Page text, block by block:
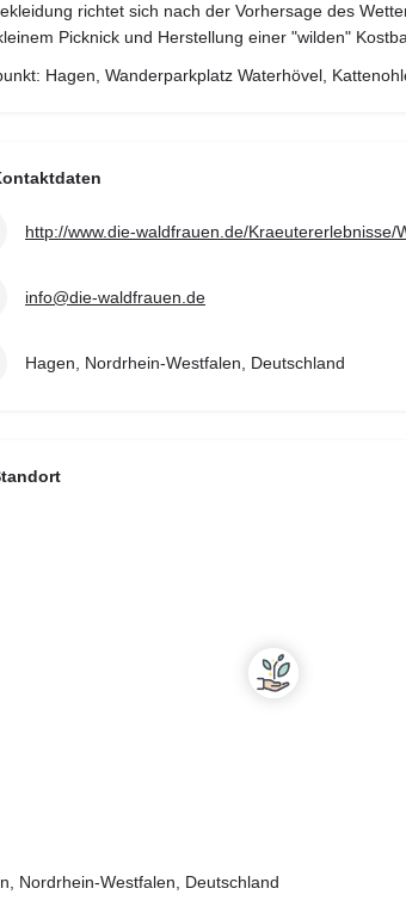
richtet sich nach der Vorhersage des
Picknick und Herstellung einer "wilden"
Hagen, Wanderparkplatz Waterhövel,
http://www.die-waldfrauen.de/Kraeutererlebnisse/
info@die-waldfrauen.de
Hagen, Nordrhein-Westfalen, Deutschland
Nordrhein-Westfalen, Deutschland